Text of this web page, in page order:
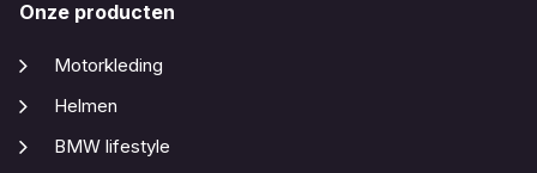
Onze producten
Motorkleding
Helmen
BMW lifestyle